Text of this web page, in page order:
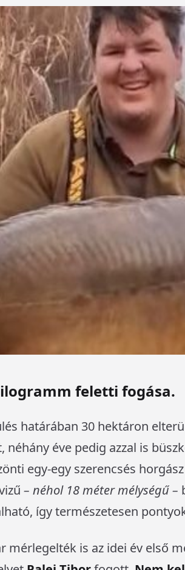
feletti fogása.
határában 30 hektáron
éve pedig azzal is
egy-egy szerencsés
– néhol 18 méter mélységű –
így természetesen
mérlegelték is az idei év első